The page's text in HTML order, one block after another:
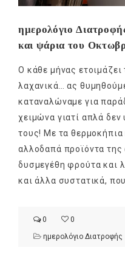
ημερολόγιο
και ψάρια του
Ο κάθε μήνας
λαχανικά… ας
καταναλώναμε για
χειμώνα γιατί απλά
τους! Με τα
αλλοδαπά προϊόντα
δυσμεγέθη φρούτα και
και άλλα συστατικά,
0
0
ημερολόγιο Διατροφής